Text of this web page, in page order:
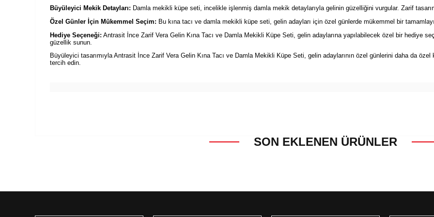
Büyüleyici Mekik Detayları: Damla mekikli küpe seti, incelikle işlenmiş damla mekik detaylarıyla gelinin güzelliğini vurgular. Zarif
Özel Günler İçin Mükemmel Seçim: Bu kına tacı ve damla mekikli küpe seti, gelin adayları için özel günlerde mükemmel bir
Hediye Seçeneği: Antrasit İnce Zarif Vera Gelin Kına Tacı ve Damla Mekikli Küpe Seti, gelin adaylarına yapılabilecek özel bir hediye
güzellik sunun.
Büyüleyici tasarımıyla Antrasit İnce Zarif Vera Gelin Kına Tacı ve Damla Mekikli Küpe Seti, gelin adaylarının özel günlerini daha da
tercih edin.
SON EKLENEN ÜRÜNLER